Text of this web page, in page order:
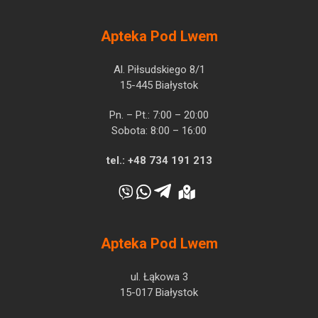
Apteka Pod Lwem
Al. Piłsudskiego 8/1
15-445 Białystok
Pn. – Pt.: 7:00 – 20:00
Sobota: 8:00 – 16:00
tel.: +48 734 191 213
Apteka Pod Lwem
ul. Łąkowa 3
15-017 Białystok